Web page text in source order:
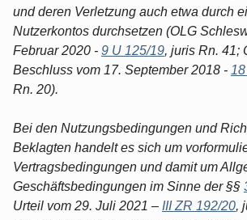
und deren Verletzung auch etwa durch
Nutzerkontos durchsetzen (OLG
Februar 2020 - 9 U 125/19, juris Rn. 41;
Beschluss vom 17. September 2018 -
Rn. 20).
Bei den Nutzungsbedingungen und
Beklagten handelt es sich um
Vertragsbedingungen und damit um
Geschäftsbedingungen im Sinne der §§
Urteil vom 29. Juli 2021 – III ZR 192/20,